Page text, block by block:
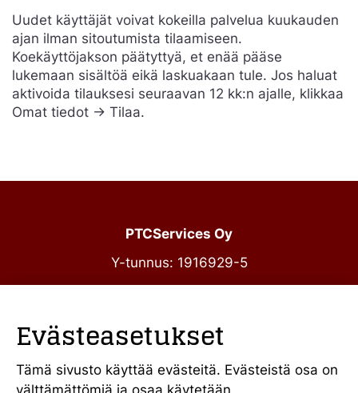
Uudet käyttäjät voivat kokeilla palvelua kuukauden
ajan ilman sitoutumista tilaamiseen.
Koekäyttöjakson päätyttyä, et enää pääse
lukemaan sisältöä eikä laskuakaan tule. Jos haluat
aktivoida tilauksesi seuraavan 12 kk:n ajalle, klikkaa
Omat tiedot -> Tilaa.
PTCServices Oy
Y-tunnus: 1916929-5
julkiset@ptcs.fi
Vaihde 010 34 19 700
Evästeasetukset
Tämä sivusto käyttää evästeitä. Evästeistä osa on
välttämättömiä ja osaa käytetään